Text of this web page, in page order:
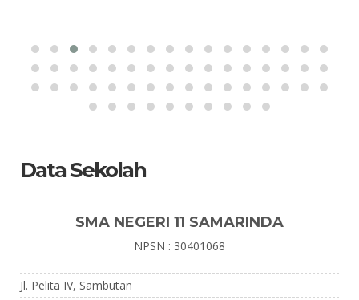
Data Sekolah
SMA NEGERI 11 SAMARINDA
NPSN : 30401068
Jl. Pelita IV, Sambutan